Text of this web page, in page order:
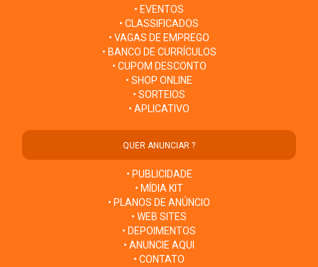
• EVENTOS
• CLASSIFICADOS
• VAGAS DE EMPREGO
• BANCO DE CURRÍCULOS
• CUPOM DESCONTO
• SHOP ONLINE
• SORTEIOS
• APLICATIVO
QUER ANUNCIAR ?
• PUBLICIDADE
• MÍDIA KIT
• PLANOS DE ANÚNCIO
• WEB SITES
• DEPOIMENTOS
• ANUNCIE AQUI
• CONTATO